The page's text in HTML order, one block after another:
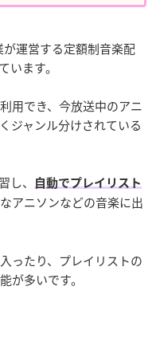
運営する定額制音楽配
います。
用でき、今放送中のアニ
ジャンル分けされている
し、
自動でプレイリスト
アニソンなどの音楽に出
ったり、プレイリストの
が多いです。